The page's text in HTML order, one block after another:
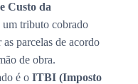
Custo da
um tributo cobrado
parcelas de acordo
de obra.
é o ITBI (Imposto